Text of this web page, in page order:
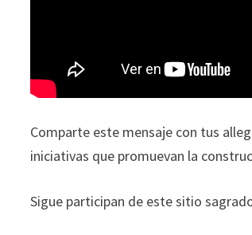
Comparte este mensaje con tus
iniciativas que promuevan la
Sigue participan de este sitio